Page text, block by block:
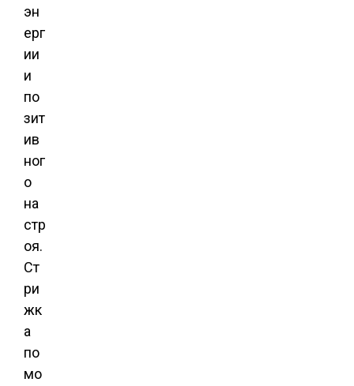
эн
ерг
ии
и
по
зит
ив
ног
о
на
стр
оя.
Ст
ри
жк
а
по
мо